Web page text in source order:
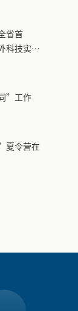
省首
科技实践
”工作
夏令营在